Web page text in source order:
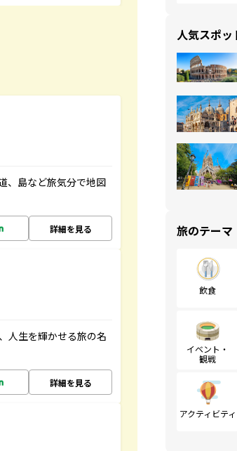
、島など旅気分で地図
詳細を見る
人生を輝かせる旅の名
詳細を見る
人気スポッ
旅のテーマ
飲食
イベント・
観戦
アクティビティ